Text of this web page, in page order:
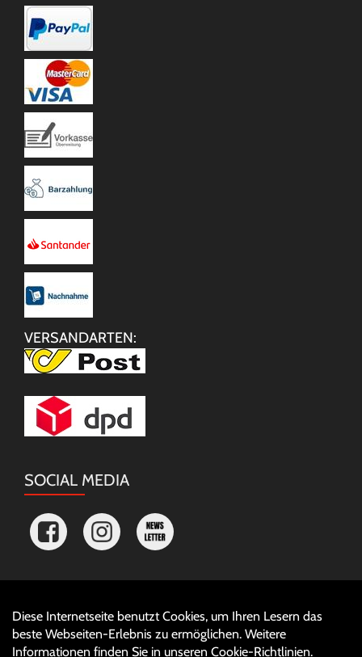
VERSANDARTEN:
SOCIAL MEDIA
Diese Internetseite benutzt Cookies, um Ihren Lesern das
beste Webseiten-Erlebnis zu ermöglichen. Weitere
Informationen finden Sie in unseren Cookie-Richtlinien.
Auftrag widerrufen